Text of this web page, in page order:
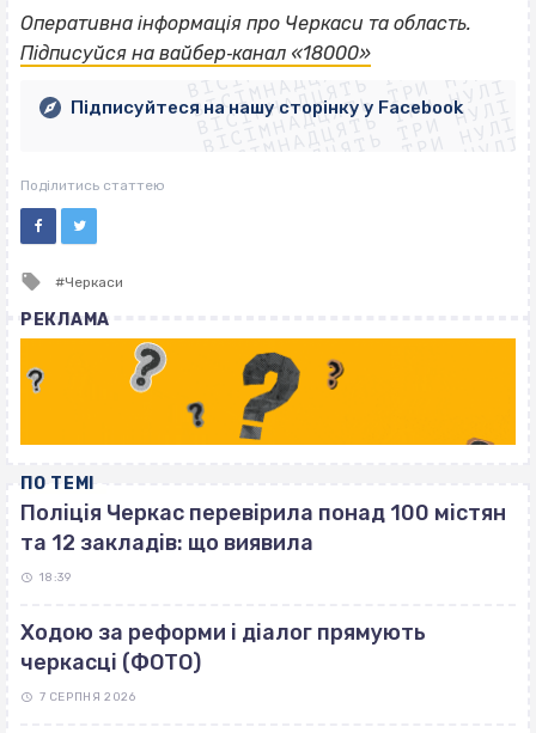
Оперативна інформація про Черкаси та область.
Підписуйся на вайбер‐канал «18000»
ВІСІМНАДЦЯТЬ ТРИ НУЛІ
ВІСІМНАДЦЯТЬ ТРИ НУЛІ
ВІСІМНАДЦЯТЬ ТРИ НУЛІ
ВІСІМНАДЦЯТЬ ТРИ НУЛІ
ВІСІМНАДЦЯТЬ ТРИ НУЛІ
ВІСІМНАДЦЯТЬ ТРИ НУЛІ
ВІСІМНАДЦЯТЬ ТРИ НУЛІ
ВІСІМНАДЦЯТЬ ТРИ НУЛІ
Підписуйтеся на нашу сторінку у Facebook
Поділитись статтею
Tagged
Черкаси
РЕКЛАМА
ПО ТЕМІ
Поліція Черкас перевірила понад 100 містян
та 12 закладів: що виявила
18:39
Ходою за реформи і діалог прямують
черкасці (ФОТО)
7 СЕРПНЯ 2026